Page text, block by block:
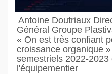
Antoine Doutriaux
Général Groupe
« On est très confiant
croissance organique
semestriels 2022-2023
l'équipementier